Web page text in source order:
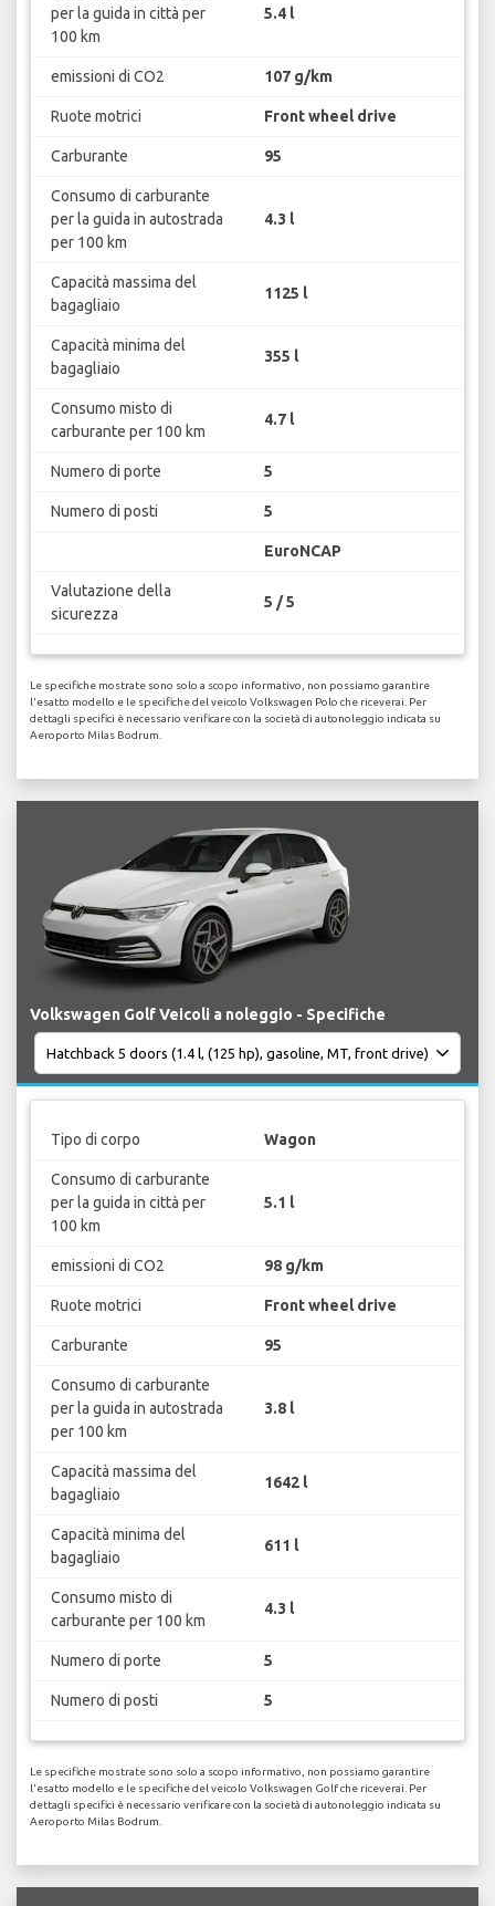
per la guida in città per
100 km
5.4 l
emissioni di CO2 107 g/km
Ruote motrici Front wheel drive
Carburante 95
Consumo di carburante
per la guida in autostrada
per 100 km
4.3 l
Capacità massima del
bagagliaio
1125 l
Capacità minima del
bagagliaio
355 l
Consumo misto di
carburante per 100 km
4.7 l
Numero di porte 5
Numero di posti 5
EuroNCAP
Valutazione della
sicurezza
5 / 5
Le specifiche mostrate sono solo a scopo informativo, non possiamo garantire
l'esatto modello e le specifiche del veicolo Volkswagen Polo che riceverai. Per
dettagli specifici è necessario verificare con la società di autonoleggio indicata su
Aeroporto Milas Bodrum.
Volkswagen Golf Veicoli a noleggio - Specifiche
Tipo di corpo Wagon
Consumo di carburante
per la guida in città per
100 km
5.1 l
emissioni di CO2 98 g/km
Ruote motrici Front wheel drive
Carburante 95
Consumo di carburante
per la guida in autostrada
per 100 km
3.8 l
Capacità massima del
bagagliaio
1642 l
Capacità minima del
bagagliaio
611 l
Consumo misto di
carburante per 100 km
4.3 l
Numero di porte 5
Numero di posti 5
Le specifiche mostrate sono solo a scopo informativo, non possiamo garantire
l'esatto modello e le specifiche del veicolo Volkswagen Golf che riceverai. Per
dettagli specifici è necessario verificare con la società di autonoleggio indicata su
Aeroporto Milas Bodrum.